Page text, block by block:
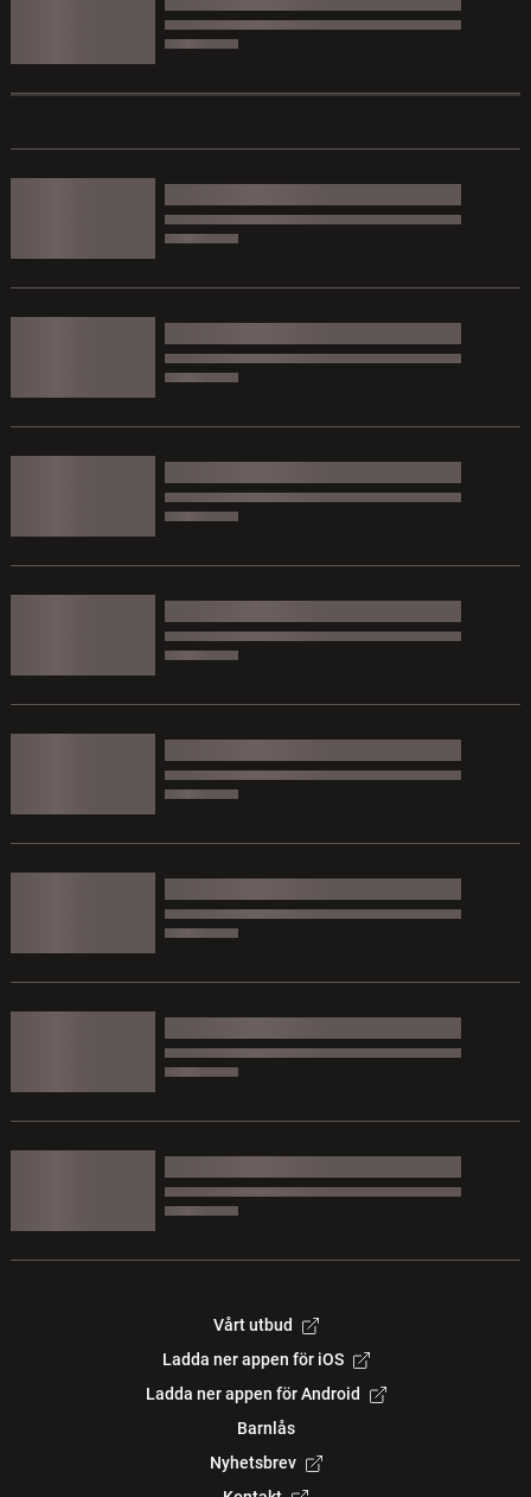
Vårt utbud
Ladda ner appen för iOS
Ladda ner appen för Android
Barnlås
Nyhetsbrev